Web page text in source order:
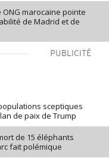
ONG marocaine pointe
de Madrid et de
PUBLICITÉ
sceptiques
de paix de Trump
de 15 éléphants
fait polémique